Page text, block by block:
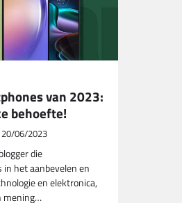
van 2023:
behoefte!
20/06/2023
die
in het aanbevelen en
en elektronica,
mening…